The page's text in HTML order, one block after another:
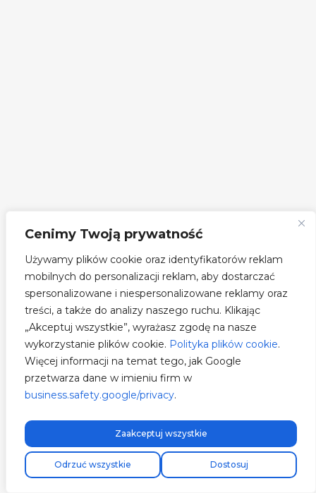
Cenimy Twoją prywatność
Używamy plików cookie oraz identyfikatorów reklam
mobilnych do personalizacji reklam, aby dostarczać
spersonalizowane i niespersonalizowane reklamy oraz
treści, a także do analizy naszego ruchu. Klikając
„Akceptuj wszystkie”, wyrażasz zgodę na nasze
wykorzystanie plików cookie. Polityka plików cookie.
Więcej informacji na temat tego, jak Google
przetwarza dane w imieniu firm w
business.safety.google/privacy.
Dostosuj
Odrzuć wszystkie
Zaakceptuj wszystkie
Darmowa wysyłka ekspresowa!